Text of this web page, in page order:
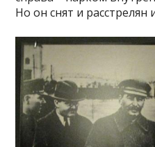
Но он снят и расстрелян